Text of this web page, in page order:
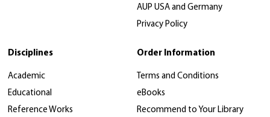
AUP USA and Germany
Privacy Policy
Disciplines
Academic
Educational
Reference Works
Order Information
Terms and Conditions
eBooks
Recommend to Your Library